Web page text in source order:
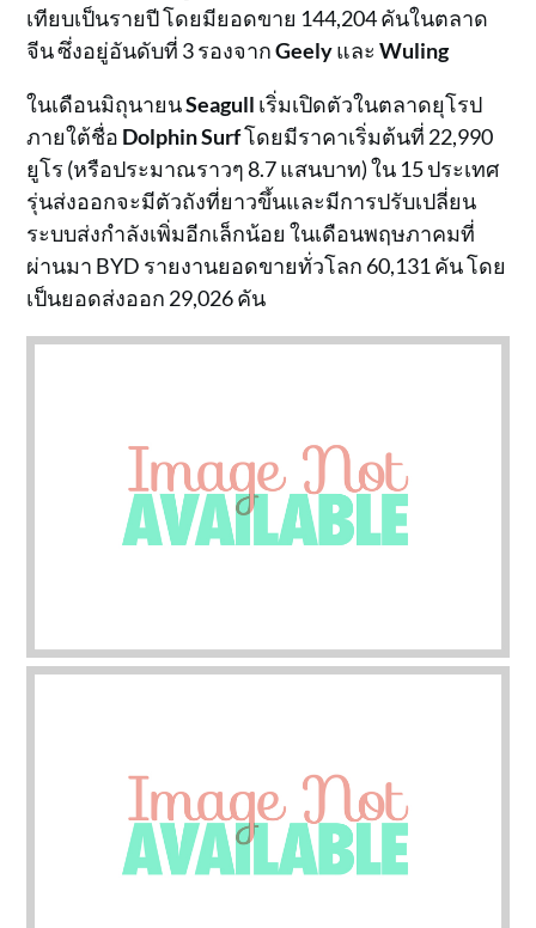
เทียบเป็นรายปี โดยมียอดขาย 144,204 คันในตลาด
จีน ซึ่งอยู่อันดับที่ 3 รองจากGeelyและ Wuling
ในเดือนมิถุนายนSeagull เริ่มเปิดตัวในตลาดยุโรป
ภายใต้ชื่อ Dolphin Surfโดยมีราคาเริ่มต้นที่ 22,990
ยูโร (หรือประมาณราวๆ 8.7 แสนบาท) ใน 15 ประเทศ
รุ่นส่งออกจะมีตัวถังที่ยาวขึ้นและมีการปรับเปลี่ยน
ระบบส่งกำลังเพิ่มอีกเล็กน้อย ในเดือนพฤษภาคมที่
ผ่านมา BYD รายงานยอดขายทั่วโลก 60,131 คัน โดย
เป็นยอดส่งออก 29,026 คัน